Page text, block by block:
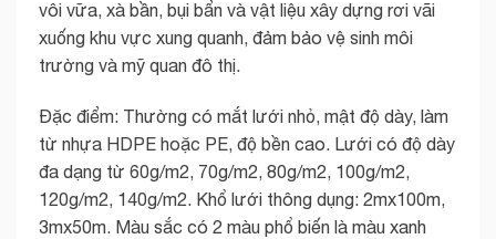
vôi vữa, xà bần, bụi bẩn và vật liệu xây dựng rơi vãi
xuống khu vực xung quanh, đảm bảo vệ sinh môi
trường và mỹ quan đô thị.
Đặc điểm: Thường có mắt lưới nhỏ, mật độ dày, làm
từ nhựa HDPE hoặc PE, độ bền cao. Lưới có độ dày
đa dạng từ 60g/m2, 70g/m2, 80g/m2, 100g/m2,
120g/m2, 140g/m2. Khổ lưới thông dụng: 2mx100m,
3mx50m. Màu sắc có 2 màu phổ biến là màu xanh